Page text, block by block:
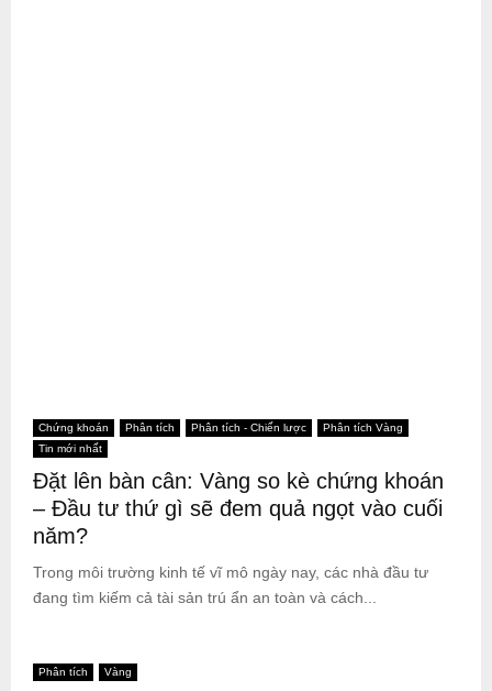
Chứng khoán Phân tích Phân tích - Chiến lược
Phân tích Vàng
Tin mới nhất
Đặt lên bàn cân: Vàng so kè chứng khoán
– Đầu tư thứ gì sẽ đem quả ngọt vào cuối
năm?
Trong môi trường kinh tế vĩ mô ngày nay, các nhà đầu tư
đang tìm kiếm cả tài sản trú ẩn an toàn và cách...
Phân tích Vàng